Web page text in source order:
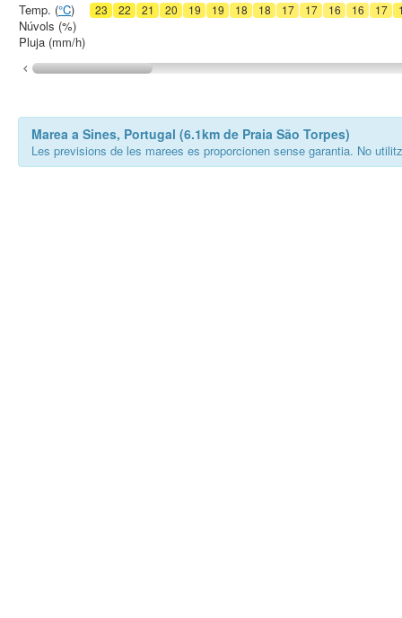
23 22 21 20 19 19 18 18 17 17 16 16 17
Temp. (°C)
Núvols (%)
Pluja (mm/h)
Marea a Sines, Portugal (6.1km de Praia São Torpes)
Les previsions de les marees es proporcionen sense garantia. No